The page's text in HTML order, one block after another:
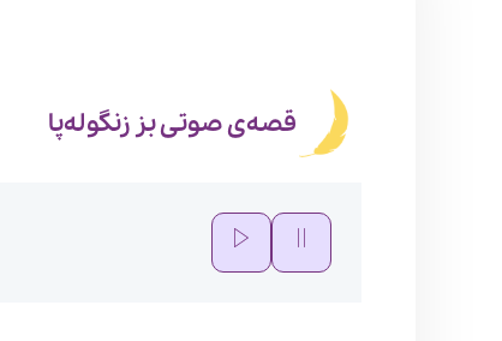
قصه‌ی صوتی بز زنگوله‌پا